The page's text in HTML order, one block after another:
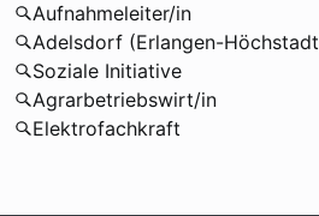
Aufnahmeleiter/in
Adelsdorf (Erlangen-
Soziale Initiative
Agrarbetriebswirt/in
Elektrofachkraft